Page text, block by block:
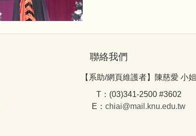
聯絡我們
【系助/網頁維護者】陳慈愛 小姐
T：(03)341-2500 #3602
E： chiai@mail.knu.edu.tw